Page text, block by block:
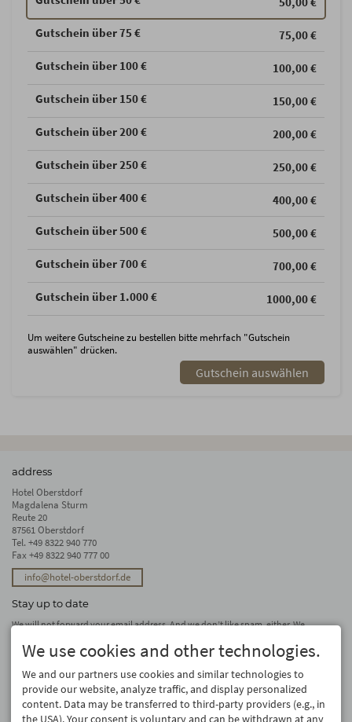
Gutschein über 75 € 75,00 €
Gutschein über 100 € 100,00 €
Gutschein über 150 € 150,00 €
Gutschein über 200 € 200,00 €
Gutschein über 250 € 250,00 €
Gutschein über 400 € 400,00 €
Gutschein über 500 € 500,00 €
Gutschein über 700 € 700,00 €
Gutschein über 1.000 € 1000,00 €
Um weitere Gutscheine zu bestellen bitte mehrfach "Gutschein
auswählen" drücken.
Gutschein auswählen
address
Hotel Oberstdorf
Magdalena Sturm
Reute 20
87561 Oberstdorf
Tel. +49 8322 940 770
Fax +49 8322 940 777 00
info@hotel-oberstdorf.de
Stay up to date
We will not forward your email address. And we don’t like spam, either. We
We use cookies and other technologies.
We and our partners use cookies and similar technologies to
provide our website, analyze traffic, and display personalized
content. Data may be transferred to third-party providers (e.g., in
the USA). Your consent is voluntary and can be withdrawn at any